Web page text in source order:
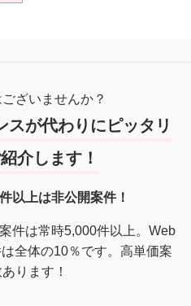
ざいませんか？
スが代わりにピッタリ
介します！
以上は非公開案件！
件は常時5,000件以上。Web
全体の10％です。高単価案
ります！